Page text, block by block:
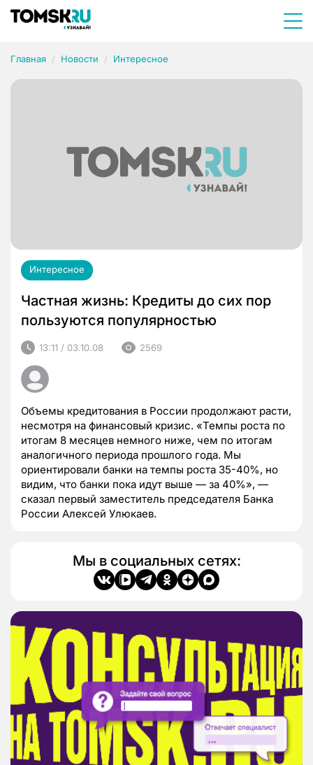
Главная Новости Интересное
Интересное
Частная жизнь: Кредиты до сих пор
пользуются популярностью
13:11 / 03.10.08 2569
Объемы кредитования в России продолжают расти,
несмотря на финансовый кризис. «Темпы роста по
итогам 8 месяцев немного ниже, чем по итогам
аналогичного периода прошлого года. Мы
ориентировали банки на темпы роста 35-40%, но
видим, что банки пока идут выше — за 40%», —
сказал первый заместитель председателя Банка
России Алексей Улюкаев.
Мы в социальных сетях: